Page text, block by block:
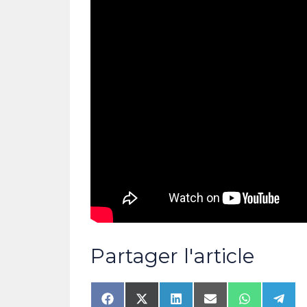
Partager l'article
ShareShareShareShareShare